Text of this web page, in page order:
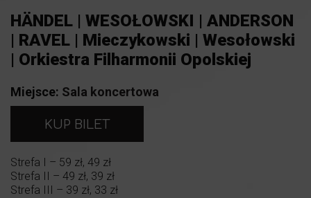
HÄNDEL | WESOŁOWSKI | ANDERSON
| RAVEL | Mieczykowski | Wesołowski
| Orkiestra Filharmonii Opolskiej
Miejsce: Sala koncertowa
KUP BILET
Strefa I – 59 zł, 49 zł
Strefa II – 49 zł, 39 zł
Strefa III – 39 zł, 33 zł